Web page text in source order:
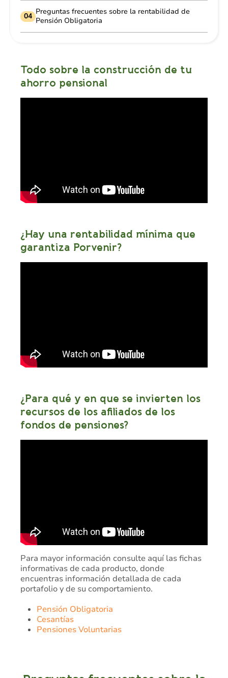
04 Preguntas frecuentes sobre la rentabilidad de
Pensión Obligatoria
Todo sobre la construcción de tu
ahorro pensional
¿Hay una rentabilidad mínima que
garantiza Porvenir?
¿Para qué y en que se invierten los
recursos de los afiliados de los
fondos de pensiones?
Para mayor información consulte aquí las fichas
informativas de cada producto, donde
encuentras información detallada de cada
portafolio y de su comportamiento.
Pensión Obligatoria
Cesantías
Pensiones Voluntarias